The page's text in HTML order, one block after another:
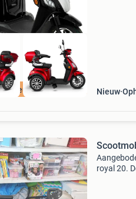
Nieuw Nieuw
royal 20.